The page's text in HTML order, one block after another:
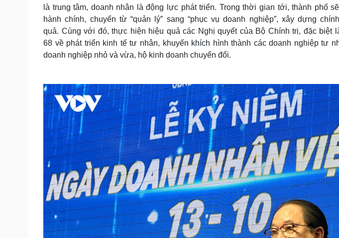
là trung tâm, doanh nhân là động lực phát triển. Trong thời gian tới, thành phố
hành chính, chuyển từ “quản lý” sang “phục vụ doanh nghiệp”, xây dựng
quả. Cùng với đó, thực hiện hiệu quả các Nghị quyết của Bộ Chính trị, đặc biệt
68 về phát triển kinh tế tư nhân, khuyến khích hình thành các doanh nghiệp tư
doanh nghiệp nhỏ và vừa, hộ kinh doanh chuyển đổi.